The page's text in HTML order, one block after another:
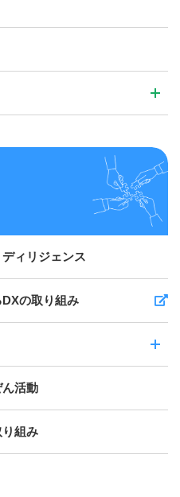
ィリジェンス
の取り組み
活動
組み